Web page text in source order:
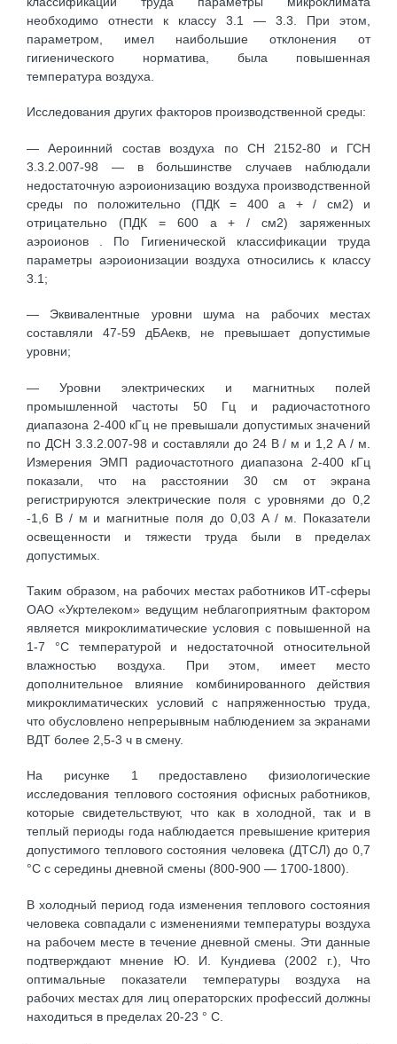
необходимо отнести к классу 3.1 — 3.3. При этом,
параметром, имел наибольшие отклонения от
гигиенического норматива, была повышенная
температура воздуха.
Исследования других факторов производственной среды:
— Аероинний состав воздуха по СН 2152-80 и ГСН
3.3.2.007-98 — в большинстве случаев наблюдали
недостаточную аэроионизацию воздуха производственной
среды по положительно (ПДК = 400 а + / см2) и
отрицательно (ПДК = 600 а + / см2) заряженных
аэроионов . По Гигиенической классификации труда
параметры аэроионизации воздуха относились к классу
3.1;
— Эквивалентные уровни шума на рабочих местах
составляли 47-59 дБАекв, не превышает допустимые
уровни;
— Уровни электрических и магнитных полей
промышленной частоты 50 Гц и радиочастотного
диапазона 2-400 кГц не превышали допустимых значений
по ДСН 3.3.2.007-98 и составляли до 24 В / м и 1,2 А / м.
Измерения ЭМП радиочастотного диапазона 2-400 кГц
показали, что на расстоянии 30 см от экрана
регистрируются электрические поля с уровнями до 0,2
-1,6 В / м и магнитные поля до 0,03 А / м. Показатели
освещенности и тяжести труда были в пределах
допустимых.
Таким образом, на рабочих местах работников ИТ-сферы
ОАО «Укртелеком» ведущим неблагоприятным фактором
является микроклиматические условия с повышенной на
1-7 °С температурой и недостаточной относительной
влажностью воздуха. При этом, имеет место
дополнительное влияние комбинированного действия
микроклиматических условий с напряженностью труда,
что обусловлено непрерывным наблюдением за экранами
ВДТ более 2,5-3 ч в смену.
На рисунке 1 предоставлено физиологические
исследования теплового состояния офисных работников,
которые свидетельствуют, что как в холодной, так и в
теплый периоды года наблюдается превышение критерия
допустимого теплового состояния человека (ДТСЛ) до 0,7
°С с середины дневной смены (800-900 — 1700-1800).
В холодный период года изменения теплового состояния
человека совпадали с изменениями температуры воздуха
на рабочем месте в течение дневной смены. Эти данные
подтверждают мнение Ю. И. Кундиева (2002 г.), Что
оптимальные показатели температуры воздуха на
рабочих местах для лиц операторских профессий должны
находиться в пределах 20-23 ° С.